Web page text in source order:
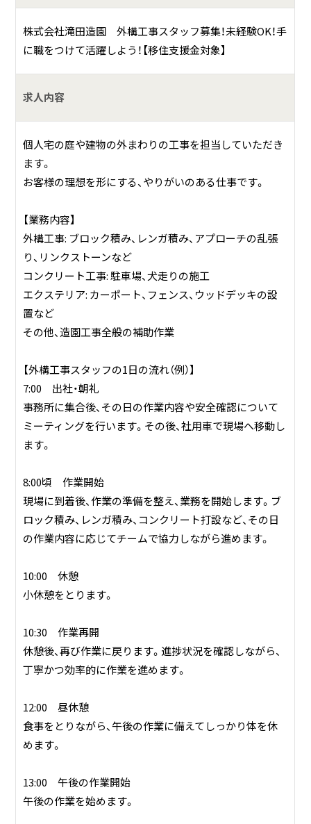
個人の住宅を中心に、庭の剪定や植栽、芝貼りといった造園
工事から、ブロック積み、レンガ積み、コンクリート工事、フ
ェンスやカーポートの設置などの外構工事まで、幅広く事業
株式会社滝田造園 外構工事スタッフ募集！未経験OK！手
に職をつけて活躍しよう！【移住支援金対象】
求人内容
個人宅の庭や建物の外まわりの工事を担当していただき
ます。
お客様の理想を形にする、やりがいのある仕事です。
【業務内容】
外構工事: ブロック積み、レンガ積み、アプローチの乱張
り、リンクストーンなど
コンクリート工事: 駐車場、犬走りの施工
エクステリア: カーポート、フェンス、ウッドデッキの設
置など
その他、造園工事全般の補助作業
【外構工事スタッフの1日の流れ（例）】
7:00 出社・朝礼
事務所に集合後、その日の作業内容や安全確認について
ミーティングを行います。その後、社用車で現場へ移動し
ます。
8:00頃 作業開始
現場に到着後、作業の準備を整え、業務を開始します。ブ
ロック積み、レンガ積み、コンクリート打設など、その日
の作業内容に応じてチームで協力しながら進めます。
10:00 休憩
小休憩をとります。
10:30 作業再開
休憩後、再び作業に戻ります。進捗状況を確認しながら、
丁寧かつ効率的に作業を進めます。
12:00 昼休憩
食事をとりながら、午後の作業に備えてしっかり体を休
めます。
13:00 午後の作業開始
午後の作業を始めます。